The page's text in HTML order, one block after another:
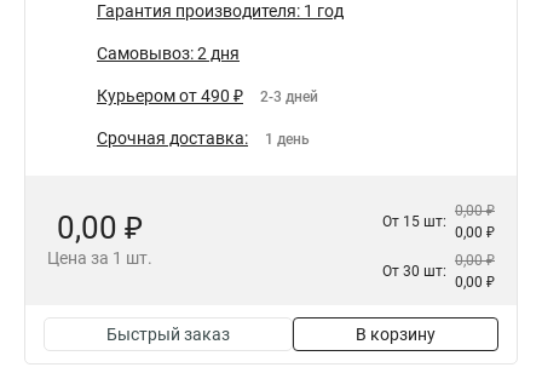
Гарантия производителя: 1 год
Самовывоз: 2 дня
Курьером от 490 ₽ 2-3 дней
Срочная доставка: 1 день
0,00 ₽
Цена за 1 шт.
От 15 шт:
0,00 ₽
0,00 ₽
От 30 шт:
0,00 ₽
0,00 ₽
Быстрый заказ В корзину